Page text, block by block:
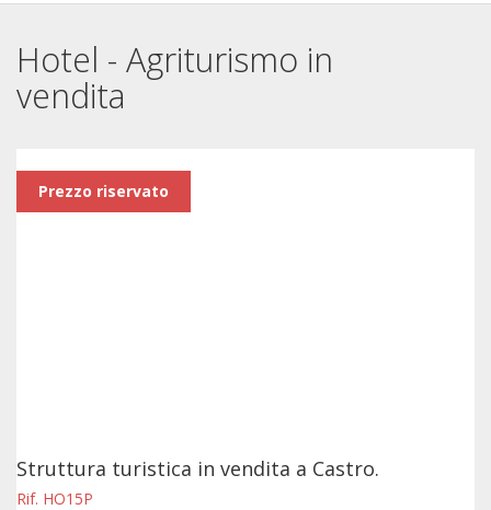
Hotel - Agriturismo in
vendita
Prezzo riservato
Struttura turistica in vendita a Castro.
Rif. HO15P